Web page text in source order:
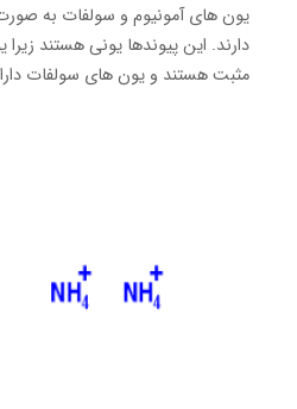
یون های آمونیوم و سولفات به صورت
دارند. این پیوندها یونی هستند زیرا
مثبت هستند و یون های سولفات